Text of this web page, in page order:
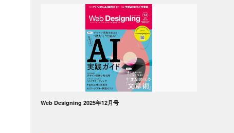
Web Designing 2025年12月号